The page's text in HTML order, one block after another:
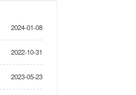
2024-01-08
2022-10-31
2023-05-23